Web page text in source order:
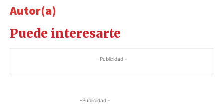
Autor(a)
Puede interesarte
- Publicidad -
-Publicidad -